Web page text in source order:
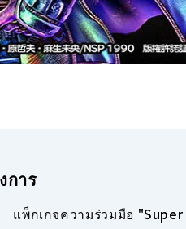
การ
แพ็กเกจความร่วมมือ